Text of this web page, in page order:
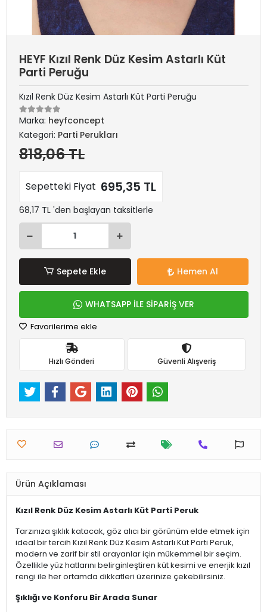
HEYF Kızıl Renk Düz Kesim Astarlı Küt
Parti Peruğu
Kızıl Renk Düz Kesim Astarlı Küt Parti Peruğu
Marka: heyfconcept
Kategori: Parti Perukları
818,06 TL
Sepetteki Fiyat 695,35 TL
68,17 TL 'den başlayan taksitlerle
Sepete Ekle Hemen Al
WHATSAPP İLE SİPARİŞ VER
Favorilerime ekle
Hızlı Gönderi Güvenli Alışveriş
Ürün Açıklaması
Kızıl Renk Düz Kesim Astarlı Küt Parti Peruk
Tarzınıza şıklık katacak, göz alıcı bir görünüm elde etmek için
ideal bir tercih Kızıl Renk Düz Kesim Astarlı Küt Parti Peruk,
modern ve zarif bir stil arayanlar için mükemmel bir seçim.
Özellikle yüz hatlarını belirginleştiren küt kesimi ve enerjik kızıl
rengi ile her ortamda dikkatleri üzerinize çekebilirsiniz.
Şıklığı ve Konforu Bir Arada Sunar